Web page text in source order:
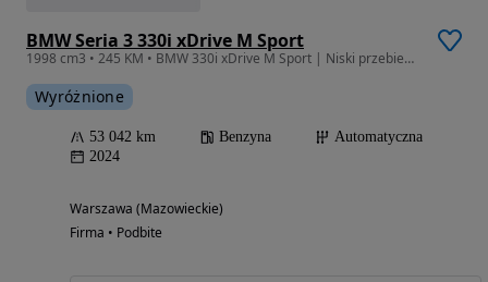
BMW Seria 3 330i xDrive M Sport
1998 cm3 • 245 KM • BMW 330i xDrive M Sport | Niski przebieg | Pierwszy właściciel
Wyróżnione
53 042 km Benzyna
Automatyczna
2024
Warszawa (Mazowieckie)
Firma • Podbite